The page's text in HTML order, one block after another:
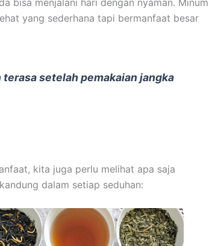
bisa menjalani hari dengan nyaman. Minum
yang sederhana tapi bermanfaat besar
setelah pemakaian jangka
kita juga perlu melihat apa saja
dalam setiap seduhan: